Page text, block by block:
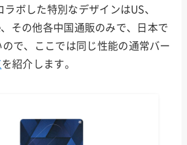
ラボした特別なデザインはUS、
その他各中国通販のみで、日本で
で、ここでは同じ性能の通常バー
を紹介します。